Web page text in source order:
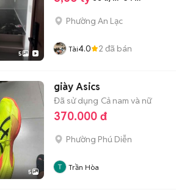
5
Phường An Lạc
Tài4.0 2 đã bán
5
giày Asics
Đã sử dụng Cả nam và nữ
370.000 đ
Phường Phú Diễn
Trần Hòa